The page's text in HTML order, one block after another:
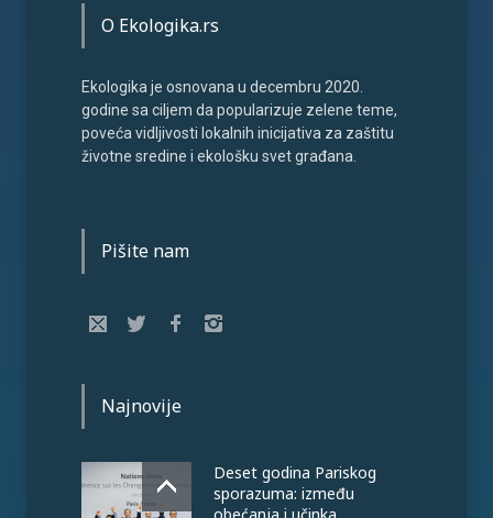
O Ekologika.rs
Ekologika je osnovana u decembru 2020.
godine sa ciljem da popularizuje zelene teme,
poveća vidljivosti lokalnih inicijativa za zaštitu
životne sredine i ekološku svet građana.
Pišite nam
Najnovije
Deset godina Pariskog
sporazuma: između